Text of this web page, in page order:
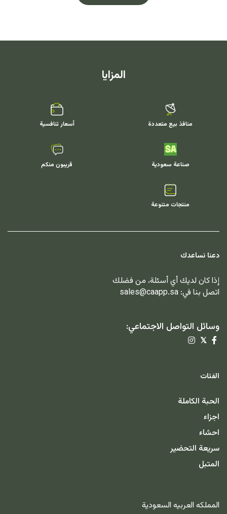
المزايا
منافذ بيع متعددة أسعار تنافسية
صناعة سعودية قريبون منكم
منتجات متنوعة
دعنا نساعدك
إذا كان لديك أي أسئلة، من فضلك
اتصل بنا في: sales@caapp.sa
وسائل التواصل الاجتماعي:
𝕏
الفئات
الحبة الكاملة
اجزاء
احشاء
سريعة التحضير
المتبل
المملكه العربيه السعودية